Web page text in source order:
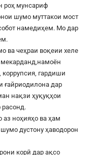
роҳ мунсариф
шумо муттакои мост
намедиҳем. Мо дар
ва чеҳраи воқеии хеле
мекарданд,намоён
коррупсия, гардиши
ғайриодилона дар
нақзи ҳуқуқҳои
ноҳияҳо ва ҳам
дустону ҳаводорон
корӣ дар ақсо